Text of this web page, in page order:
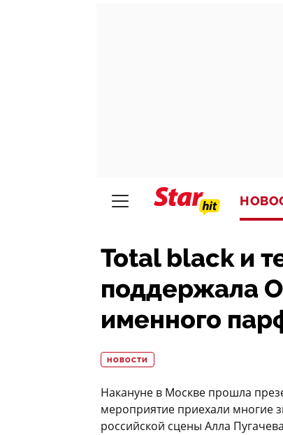
Total black и
поддержала
именного
НОВОСТИ
Накануне в Москве прошла
мероприятие приехали многие
российской сцены Алла